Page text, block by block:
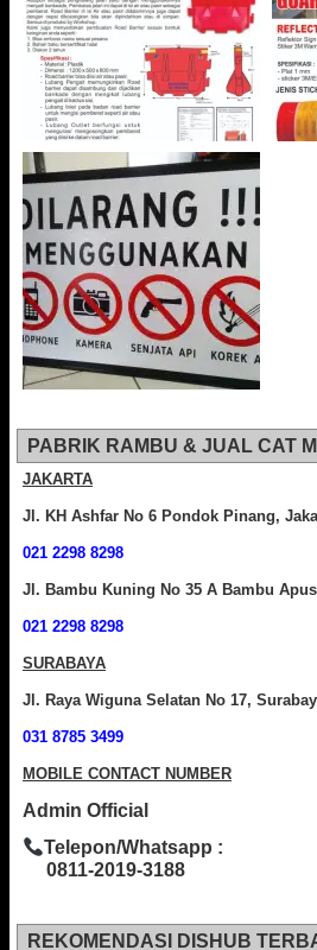
PABRIK RAMBU & JUAL CAT
JAKARTA
Jl. KH Ashfar No 6 Pondok Pinang,
021 2298 8298
Jl. Bambu Kuning No 35 A Bambu
021 2298 8298
SURABAYA
Jl. Raya Wiguna Selatan No 17,
031 8785 3499
MOBILE CONTACT NUMBER
Admin Official
Telepon/Whatsapp :
0811-2019-3188
REKOMENDASI DISHUB